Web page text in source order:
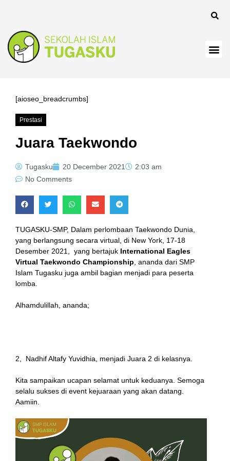
[aioseo_breadcrumbs]
Prestasi
Juara Taekwondo
Tugasku 20 December 2021
2:03 am
No Comments
TUGASKU-SMP, Dalam perlombaan Taekwondo Dunia,
yang berlangsung secara virtual, di New York, 17-18
Desember 2021, yang bertajuk International Eagles
Virtual Taekwondo Championship , ananda dari SMP
Islam Tugasku juga ambil bagian menjadi para peserta
lomba.
Alhamdulillah, ananda;
2, Nadhif Altafy Yuvidhia, menjadi Juara 2 di kelasnya.
Kita sampaikan ucapan selamat untuk keduanya. Semoga
selalu sukses di event kejuaraan yang akan datang.
Aamiin.